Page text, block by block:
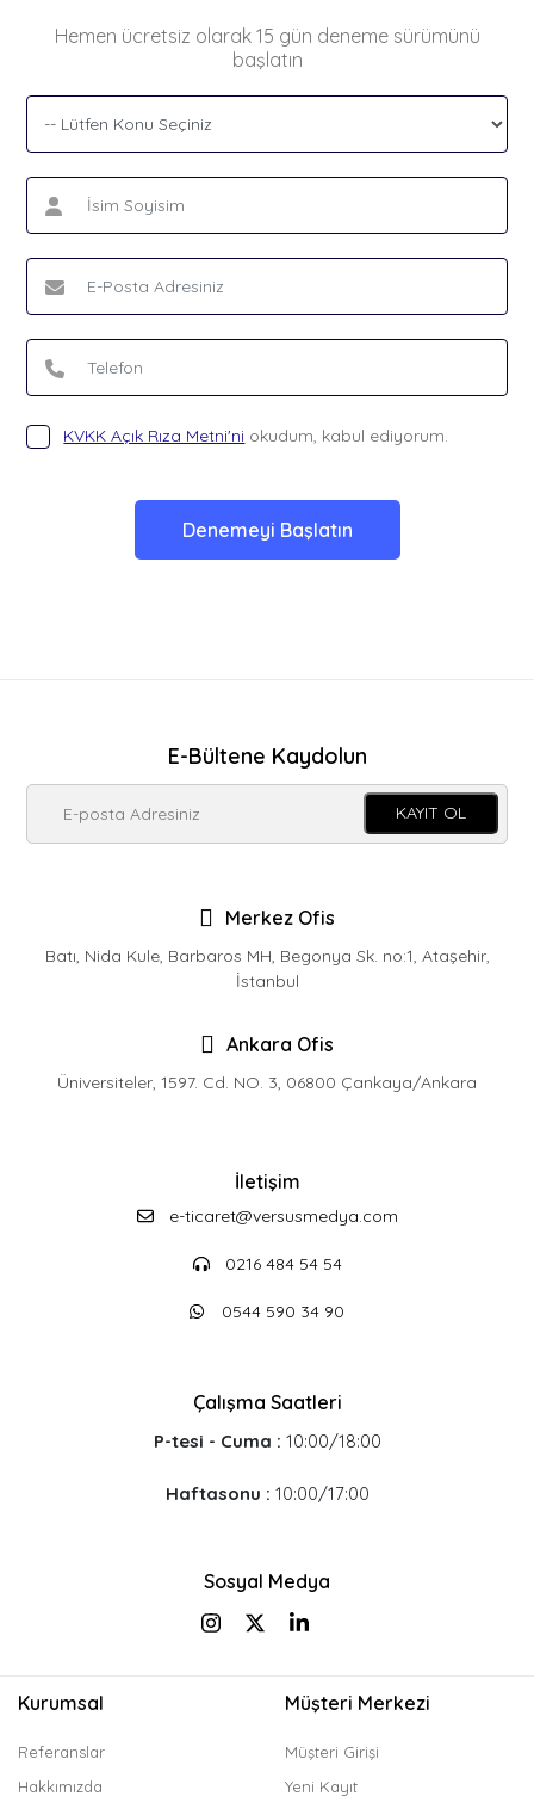
Hemen ücretsiz olarak 15 gün deneme sürümünü
başlatın
KVKK Açık Rıza Metni'ni okudum, kabul ediyorum.
Denemeyi Başlatın
E-Bültene Kaydolun
KAYIT OL
Merkez Ofis
Batı, Nida Kule, Barbaros MH, Begonya Sk. no:1, Ataşehir,
İstanbul
Ankara Ofis
Üniversiteler, 1597. Cd. NO. 3, 06800 Çankaya/Ankara
İletişim
e-ticaret@versusmedya.com
0216 484 54 54
0544 590 34 90
Çalışma Saatleri
P-tesi - Cuma : 10:00/18:00
Haftasonu : 10:00/17:00
Sosyal Medya
Kurumsal
Referanslar
Hakkımızda
Müşteri Merkezi
Müşteri Girişi
Yeni Kayıt